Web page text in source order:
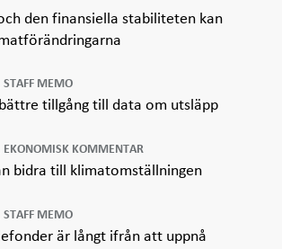
den finansiella stabiliteten kan
MEMO
tillgång till data om utsläpp
KOMMENTAR
bidra till klimatomställningen
MEMO
är långt ifrån att uppnå